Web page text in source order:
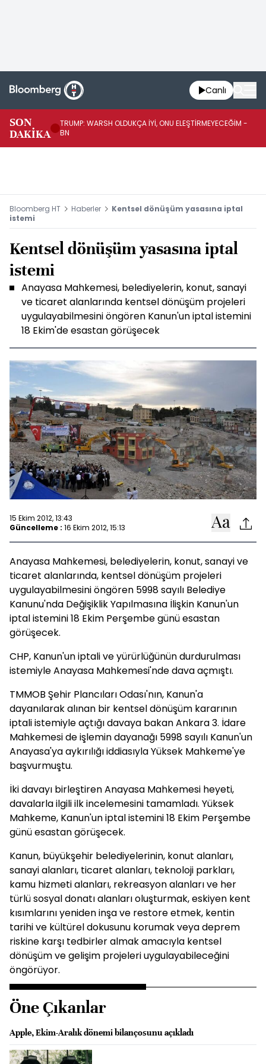
Canlı
SON
DAKİKA
TRUMP: WARSH OLDUKÇA İYİ, ONU ELEŞTİRMEYECEĞİM -
BN
Bloomberg HT Haberler
Kentsel dönüşüm yasasına iptal
istemi
Kentsel dönüşüm yasasına iptal
istemi
Anayasa Mahkemesi, belediyelerin, konut, sanayi
ve ticaret alanlarında kentsel dönüşüm projeleri
uygulayabilmesini öngören Kanun'un iptal istemini
18 Ekim'de esastan görüşecek
15 Ekim 2012, 13:43
Güncelleme : 16 Ekim 2012, 15:13
Anayasa Mahkemesi, belediyelerin, konut, sanayi ve
ticaret alanlarında, kentsel dönüşüm projeleri
uygulayabilmesini öngören 5998 sayılı Belediye
Kanunu'nda Değişiklik Yapılmasına İlişkin Kanun'un
iptal istemini 18 Ekim Perşembe günü esastan
görüşecek.
CHP, Kanun'un iptali ve yürürlüğünün durdurulması
istemiyle Anayasa Mahkemesi'nde dava açmıştı.
TMMOB Şehir Plancıları Odası'nın, Kanun'a
dayanılarak alınan bir kentsel dönüşüm kararının
iptali istemiyle açtığı davaya bakan Ankara 3. İdare
Mahkemesi de işlemin dayanağı 5998 sayılı Kanun'un
Anayasa'ya aykırılığı iddiasıyla Yüksek Mahkeme'ye
başvurmuştu.
İki davayı birleştiren Anayasa Mahkemesi heyeti,
davalarla ilgili ilk incelemesini tamamladı. Yüksek
Mahkeme, Kanun'un iptal istemini 18 Ekim Perşembe
günü esastan görüşecek.
Kanun, büyükşehir belediyelerinin, konut alanları,
sanayi alanları, ticaret alanları, teknoloji parkları,
kamu hizmeti alanları, rekreasyon alanları ve her
türlü sosyal donatı alanları oluşturmak, eskiyen kent
kısımlarını yeniden inşa ve restore etmek, kentin
tarihi ve kültürel dokusunu korumak veya deprem
riskine karşı tedbirler almak amacıyla kentsel
dönüşüm ve gelişim projeleri uygulayabileceğini
öngörüyor.
Öne Çıkanlar
Apple, Ekim-Aralık dönemi bilançosunu açıkladı